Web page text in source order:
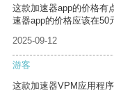
这款加速器app的价格有
速器app的价格应该在50
2025-09-12
游客
这款加速器VPM应用程